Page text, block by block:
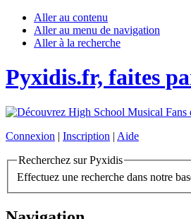
Aller au contenu
Aller au menu de navigation
Aller à la recherche
Pyxidis.fr, faites
Connexion | Inscription | Aide
Recherchez sur Pyxidis
Effectuez une recherche dans notre